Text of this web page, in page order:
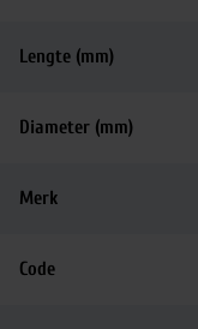
Lengte (mm)
Diameter (mm)
Merk
Code